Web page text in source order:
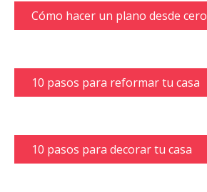
Cómo hacer un plano desde cero
10 pasos para reformar tu casa
10 pasos para decorar tu casa